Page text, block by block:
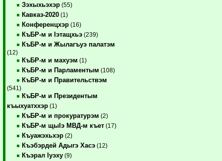
Зэхыхьэхэр (55)
Кавказ-2020 (1)
Конференцхэр (16)
КъБР-м и Iэтащхьэ (239)
КъБР-м и Жылагъуэ палатэм
(12)
КъБР-м и махуэм (1)
КъБР-м и Парламентым (108)
КъБР-м и Правительствэм
(541)
КъБР-м и Президентым
къыхуатххэр (1)
КъБР-м и прокуратурэм (2)
КъБР-м щыIэ МВД-м къет (17)
Къуажэхьхэр (2)
Къэбэрдей Адыгэ Хасэ (12)
Къэрал Iуэху (9)